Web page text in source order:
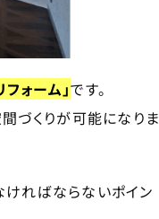
フォーム」です。
づくりが可能になりま
ればならないポイン